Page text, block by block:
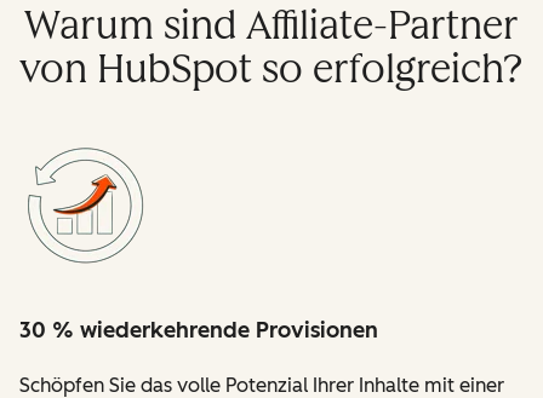
Warum sind Affiliate-Partner
von HubSpot so erfolgreich?
30 % wiederkehrende Provisionen
Schöpfen Sie das volle Potenzial Ihrer Inhalte mit einer